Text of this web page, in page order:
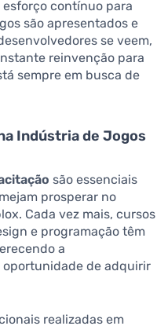
contínuo para
são apresentados e
se veem,
reinvenção para
sempre em busca de
Indústria de Jogos
são essenciais
prosperar no
Cada vez mais, cursos
e programação têm
a
de adquirir
realizadas em